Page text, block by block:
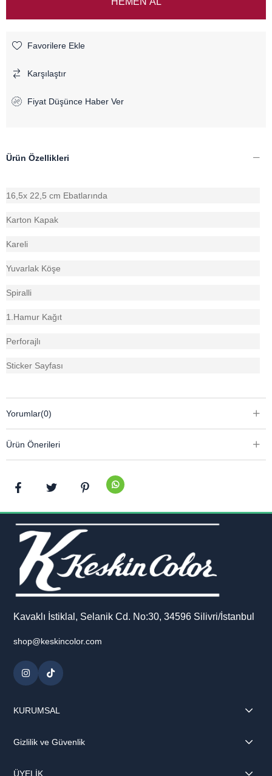
Favorilere Ekle
Karşılaştır
Fiyat Düşünce Haber Ver
Ürün Özellikleri
16,5x 22,5 cm Ebatlarında
Karton Kapak
Kareli
Yuvarlak Köşe
Spiralli
1.Hamur Kağıt
Perforajlı
Sticker Sayfası
Yorumlar(0)
Ürün Önerileri
Kavaklı İstiklal, Selanik Cd. No:30, 34596 Silivri/İstanbul
shop@keskincolor.com
KURUMSAL
Gizlilik ve Güvenlik
ÜYELİK